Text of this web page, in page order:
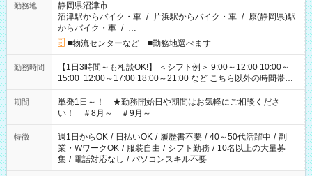
勤務地
静岡県沼津市
沼津駅からバイク・車 / 片浜駅からバイク・車 / 原(静岡県)駅
からバイク・車 / …
■物流センターなど ■勤務地選べます
勤務時間
【1日3時間～も相談OK!】 ＜シフト例＞ 9:00～12:00 10:00～
15:00 12:00～17:00 18:00～21:00 など こちら以外の時間帯も
お気軽にご相談ください！
期間
単発1日～！ ★勤務開始日や期間はお気軽にご相談くださ
い！ ＃8月～ ＃9月～
特徴 週1日からOK / 日払いOK / 履歴書不要 / 40～50代活躍中 / 副
業・WワークOK / 服装自由 / シフト勤務 / 10名以上の大量募
集 / 電話対応なし / パソコンスキル不要